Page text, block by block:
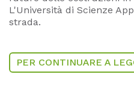
L'Università di Scienze
strada.
PER CONTINUARE A